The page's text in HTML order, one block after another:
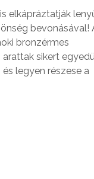
elkápráztatják
bevonásával!
bronzérmes
sikert
legyen részese a